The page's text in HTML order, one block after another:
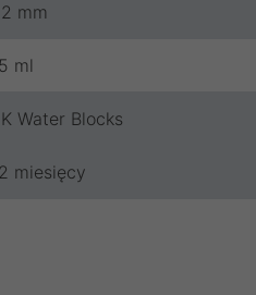
mm
ml
Water Blocks
miesięcy